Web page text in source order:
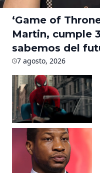
‘Game of
Martin, cumple
sabemos del
7 agosto, 2026